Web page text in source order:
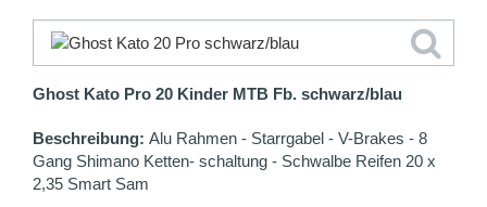
Ghost Kato Pro 20 Kinder MTB Fb. schwarz/blau
Beschreibung: Alu Rahmen - Starrgabel - V-Brakes - 8
Gang Shimano Ketten- schaltung - Schwalbe Reifen 20 x
2,35 Smart Sam